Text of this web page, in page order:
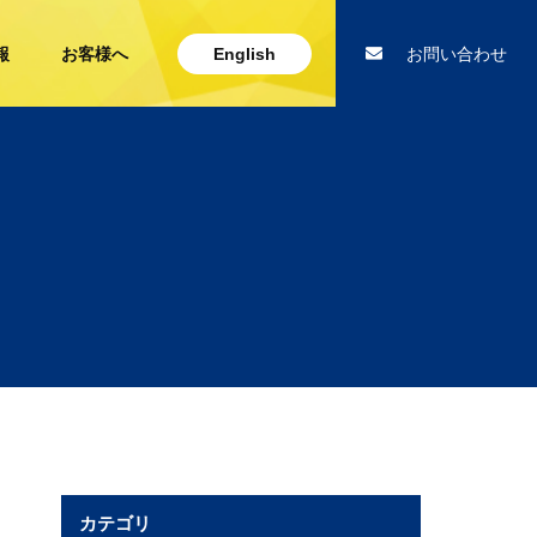
お客様へ English お問い合わせ
カテゴリ